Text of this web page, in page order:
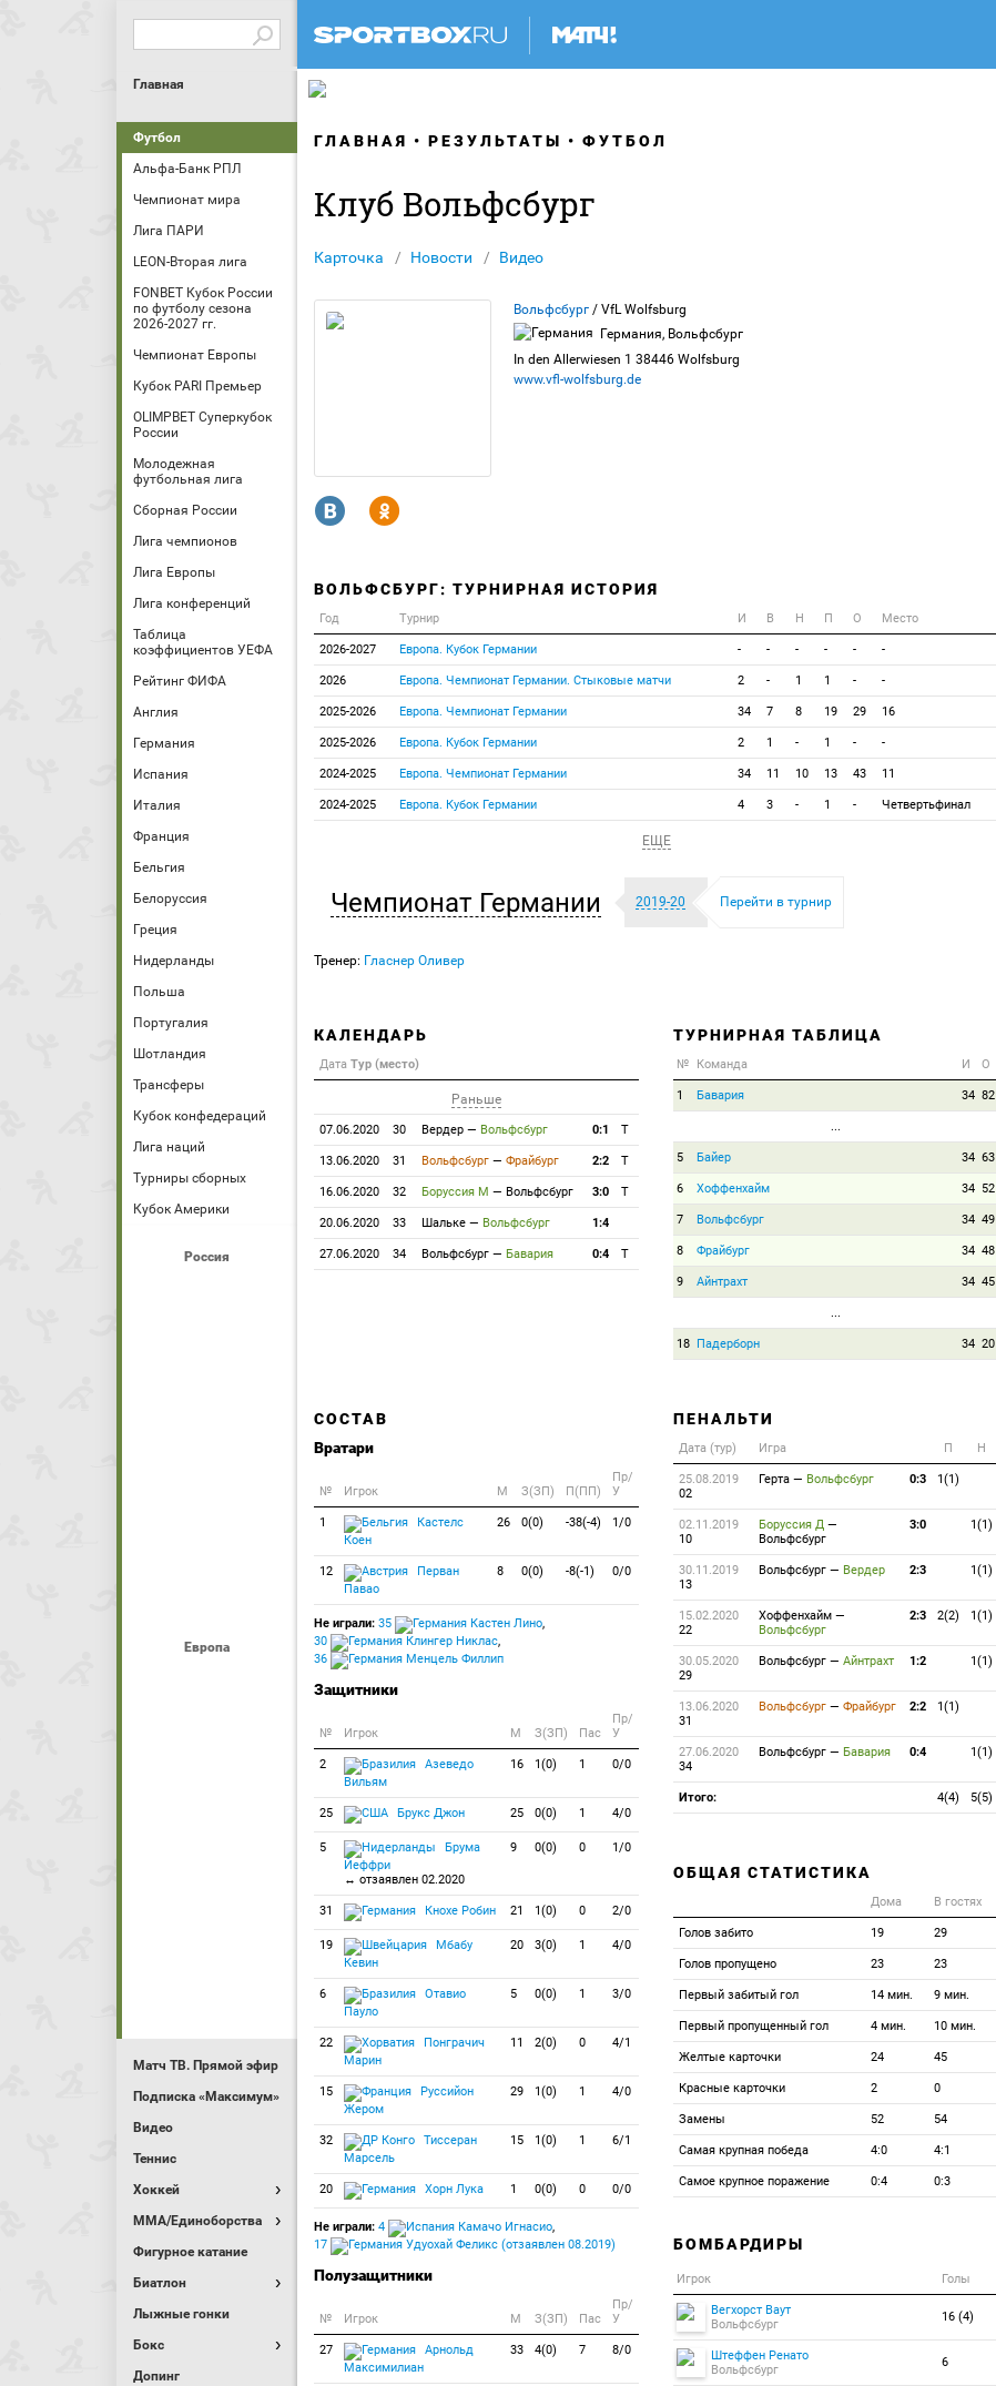
Главная
Футбол
Альфа-Банк РПЛ
Чемпионат мира
Лига ПАРИ
LEON-Вторая лига
FONBET Кубок России
по футболу сезона
2026-2027 гг.
Чемпионат Европы
Кубок PARI Премьер
OLIMPBET Суперкубок
России
Молодежная
футбольная лига
Сборная России
Лига чемпионов
Лига Европы
Лига конференций
Таблица
коэффициентов УЕФА
Рейтинг ФИФА
Англия
Германия
Испания
Италия
Франция
Бельгия
Белоруссия
Греция
Нидерланды
Польша
Португалия
Шотландия
Трансферы
Кубок конфедераций
Лига наций
Турниры сборных
Кубок Америки
Россия
Европа
Матч ТВ. Прямой эфир
Подписка «Максимум»
Видео
Теннис
Хоккей
MMA/Единоборства
Фигурное катание
Биатлон
Лыжные гонки
Бокс
Допинг
ГЛАВНАЯ РЕЗУЛЬТАТЫ ФУТБОЛ
Клуб Вольфсбург
Карточка Новости Видео
Вольфсбург / VfL Wolfsburg
Германия, Вольфсбург
In den Allerwiesen 1 38446 Wolfsburg
www.vfl-wolfsburg.de
R Y
ВОЛЬФСБУРГ: ТУРНИРНАЯ ИСТОРИЯ
Год Турнир И В Н П О Место
2026-2027 Европа. Кубок Германии - - - - - -
2026 Европа. Чемпионат Германии. Стыковые матчи 2 - 1 1 - -
2025-2026 Европа. Чемпионат Германии 34 7 8 19 29 16
2025-2026 Европа. Кубок Германии 2 1 - 1 - -
2024-2025 Европа. Чемпионат Германии 34 11 10 13 43 11
2024-2025 Европа. Кубок Германии 4 3 - 1 - Четвертьфинал
ЕЩЕ
Чемпионат Германии 2019-20 Перейти в турнир
Тренер: Гласнер Оливер
КАЛЕНДАРЬ
Дата Тур (место)
Раньше
07.06.2020 30 Вердер — Вольфсбург 0:1 T
13.06.2020 31 Вольфсбург — Фрайбург 2:2 T
16.06.2020 32 Боруссия М — Вольфсбург 3:0 T
20.06.2020 33 Шальке — Вольфсбург 1:4
27.06.2020 34 Вольфсбург — Бавария 0:4 T
ТУРНИРНАЯ ТАБЛИЦА
№ Команда И О
1 Бавария 34 82
...
5 Байер 34 63
6 Хоффенхайм 34 52
7 Вольфсбург 34 49
8 Фрайбург 34 48
9 Айнтрахт 34 45
...
18 Падерборн 34 20
СОСТАВ
Вратари
№ Игрок M З(ЗП) П(ПП)
Пр/
У
1
Кастелс
Коен
26 0(0) -38(-4) 1/0
12
Перван
Павао
8 0(0) -8(-1) 0/0
Не играли: 35 Кастен Лино,
30
Клингер Никлас,
36
Менцель Филлип
Защитники
№ Игрок M З(ЗП) Пас
Пр/
У
2
Азеведо
Вильям
16 1(0) 1 0/0
25 Брукс Джон 25 0(0) 1 4/0
5
Брума
Йеффри
↔ отзаявлен 02.2020
9 0(0) 0 1/0
31 Кнохе Робин 21 1(0) 0 2/0
19
Мбабу
Кевин
20 3(0) 1 4/0
6
Отавио
Пауло
5 0(0) 1 3/0
22
Понграчич
Марин
11 2(0) 0 4/1
15
Руссийон
Жером
29 1(0) 1 4/0
32
Тиссеран
Марсель
15 1(0) 1 6/1
20 Хорн Лука 1 0(0) 0 0/0
Не играли: 4 Камачо Игнасио,
17
Удуохай Феликс (отзаявлен 08.2019)
Полузащитники
№ Игрок M З(ЗП) Пас
Пр/
У
27
Арнольд
Максимилиан
33 4(0) 7 8/0
ПЕНАЛЬТИ
Дата (тур) Игра П Н
25.08.2019
02
Герта — Вольфсбург 0:3 1(1)
02.11.2019
10
Боруссия Д —
Вольфсбург
3:0 1(1)
30.11.2019
13
Вольфсбург — Вердер 2:3 1(1)
15.02.2020
22
Хоффенхайм —
Вольфсбург
2:3 2(2) 1(1)
30.05.2020
29
Вольфсбург — Айнтрахт 1:2 1(1)
13.06.2020
31
Вольфсбург — Фрайбург 2:2 1(1)
27.06.2020
34
Вольфсбург — Бавария 0:4 1(1)
Итого: 4(4) 5(5)
ОБЩАЯ СТАТИСТИКА
Дома В гостях
Голов забито 19 29
Голов пропущено 23 23
Первый забитый гол 14 мин. 9 мин.
Первый пропущенный гол 4 мин. 10 мин.
Желтые карточки 24 45
Красные карточки 2 0
Замены 52 54
Самая крупная победа 4:0 4:1
Самое крупное поражение 0:4 0:3
БОМБАРДИРЫ
Игрок Голы
Вегхорст Ваут
Вольфсбург
16 (4)
Штеффен Ренато
Вольфсбург
6